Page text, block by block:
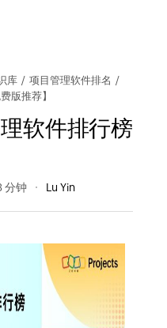
库 / 项目管理软件排名 /
版推荐】
软件排行榜
分钟 Lu Yin